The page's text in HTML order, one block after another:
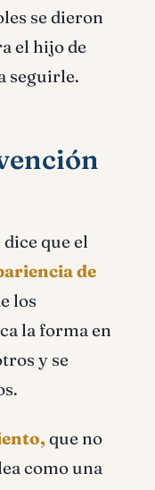
se dieron
el hijo de
seguirle.
dice que el
de
los
la forma en
y se
que no
como una